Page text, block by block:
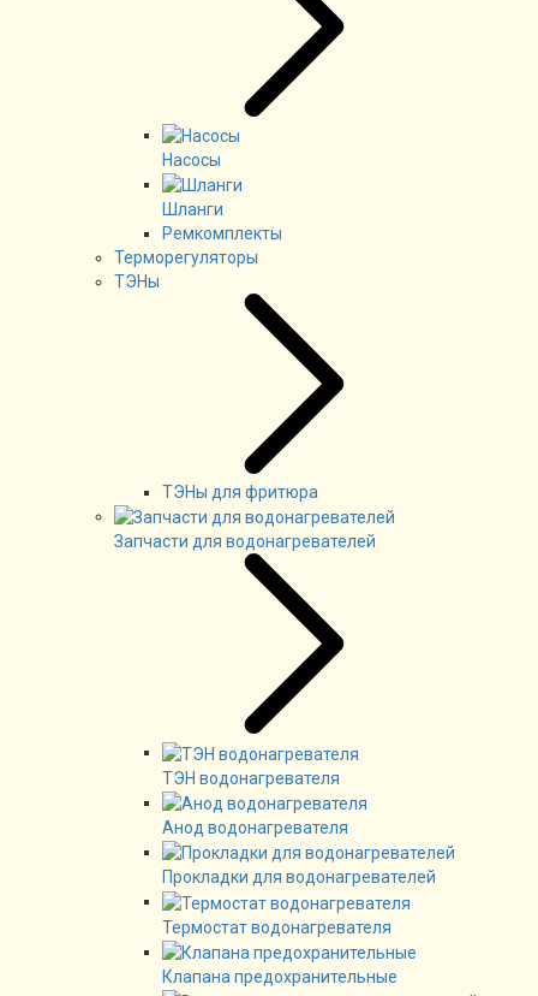
Насосы
Шланги
Ремкомплекты
Терморегуляторы
ТЭНы
ТЭНы для фритюра
Запчасти для водонагревателей
ТЭН водонагревателя
Анод водонагревателя
Прокладки для водонагревателей
Термостат водонагревателя
Клапана предохранительные